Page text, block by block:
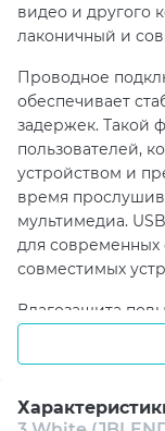
видео и другого
лаконичный и
Проводное
обеспечивает
задержек. Такой
пользователей,
устройством и
время
мультимедиа.
для современных
совместимых
Влагозащита
эксплуатации и
активного ритма
устойчивость к